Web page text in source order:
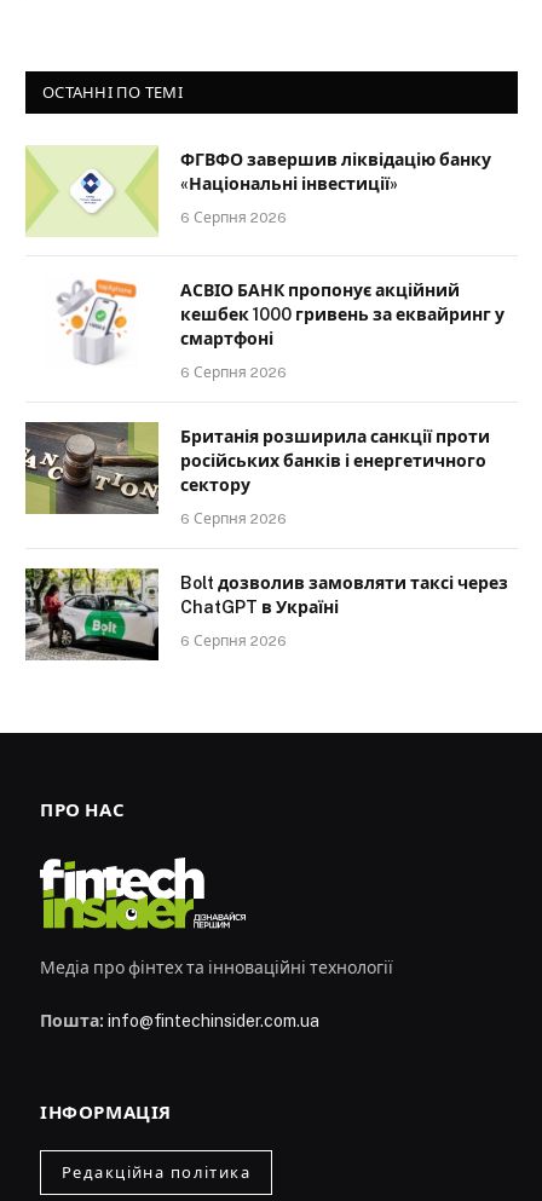
ОСТАННІ ПО ТЕМІ
ФГВФО завершив ліквідацію банку
«Національні інвестиції»
6 Серпня 2026
АСВІО БАНК пропонує акційний
кешбек 1000 гривень за еквайринг у
смартфоні
6 Серпня 2026
Британія розширила санкції проти
російських банків і енергетичного
сектору
6 Серпня 2026
Bolt дозволив замовляти таксі через
ChatGPT в Україні
6 Серпня 2026
ПРО НАС
Медіа про фінтех та інноваційні технології
Пошта: info@fintechinsider.com.ua
ІНФОРМАЦІЯ
Редакційна політика